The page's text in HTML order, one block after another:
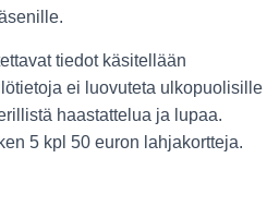
tiedot käsitellään
ei luovuteta ulkopuolisille
haastattelua ja lupaa.
5 kpl 50 euron lahjakortteja.